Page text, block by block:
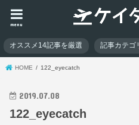
menu
オススメ14記事を厳選 記事カテゴ
HOME 122_eyecatch
2019.07.08
122_eyecatch